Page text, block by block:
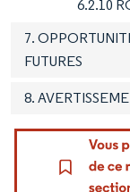
6.2.10
7.
FUTURES
8.